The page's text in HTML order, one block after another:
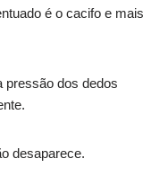
é o cacifo e mais
pressão dos dedos
desaparece.